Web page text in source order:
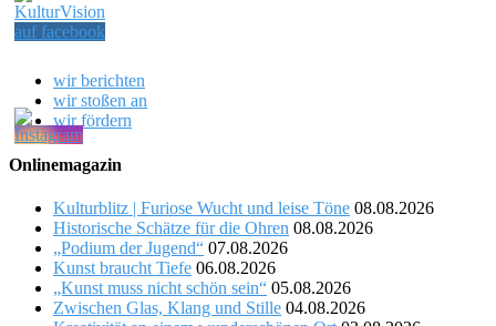
wir berichten
wir stoßen an
wir fördern
Onlinemagazin
Kulturblitz | Furiose Wucht und leise Töne 08.08.2026
Historische Schätze für die Ohren 08.08.2026
„Podium der Jugend“ 07.08.2026
Kunst braucht Tiefe 06.08.2026
„Kunst muss nicht schön sein“ 05.08.2026
Zwischen Glas, Klang und Stille 04.08.2026